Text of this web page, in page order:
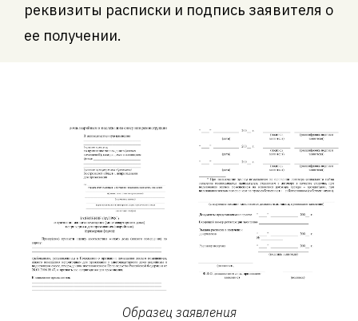
реквизиты расписки и подпись заявителя о
ее получении.
Образец заявления